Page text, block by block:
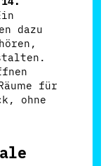
dazu
für
ohne